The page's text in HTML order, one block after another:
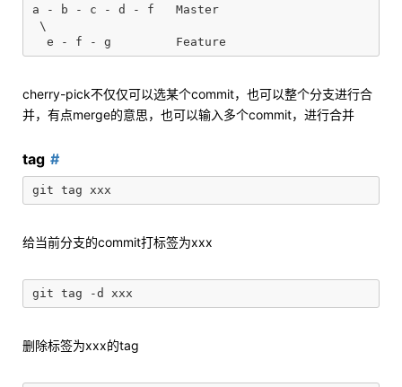
a - b - c - d - f   Master
\
cherry-pick不仅仅可以选某个commit，也可以整个分支进行合
并，有点merge的意思，也可以输入多个commit，进行合并
tag
给当前分支的commit打标签为xxx
删除标签为xxx的tag